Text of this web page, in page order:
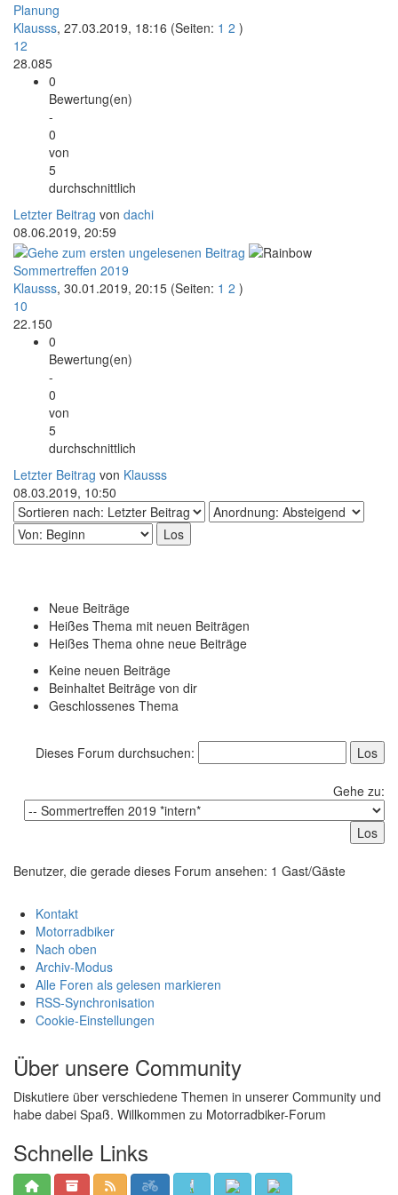
Planung
Klausss, 27.03.2019, 18:16 (Seiten: 1 2 )
12
28.085
0
Bewertung(en)
-
0
von
5
durchschnittlich
Letzter Beitrag von dachi
08.06.2019, 20:59
Sommertreffen 2019
Klausss, 30.01.2019, 20:15 (Seiten: 1 2 )
10
22.150
0
Bewertung(en)
-
0
von
5
durchschnittlich
Letzter Beitrag von Klausss
08.03.2019, 10:50
Neue Beiträge
Heißes Thema mit neuen Beiträgen
Heißes Thema ohne neue Beiträge
Keine neuen Beiträge
Beinhaltet Beiträge von dir
Geschlossenes Thema
Dieses Forum durchsuchen:
Gehe zu:
Benutzer, die gerade dieses Forum ansehen: 1 Gast/Gäste
Kontakt
Motorradbiker
Nach oben
Archiv-Modus
Alle Foren als gelesen markieren
RSS-Synchronisation
Cookie-Einstellungen
Über unsere Community
Diskutiere über verschiedene Themen in unserer Community und
habe dabei Spaß. Willkommen zu Motorradbiker-Forum
Schnelle Links